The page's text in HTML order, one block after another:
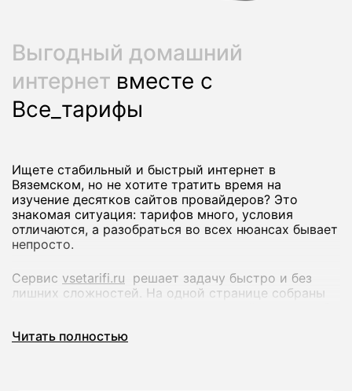
Выгодный домашний
интернет вместе с
Все_тарифы
Ищете стабильный и быстрый интернет в
Вяземском, но не хотите тратить время на
изучение десятков сайтов провайдеров? Это
знакомая ситуация: тарифов много, условия
отличаются, а разобраться во всех нюансах бывает
непросто.
Сервис vsetarifi.ru решает задачу быстро и без
лишних сложностей. На одной странице собраны
оптимальный вариант.
Читать полностью